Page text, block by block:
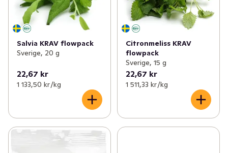
Salvia KRAV flowpack
Sverige, 20 g
22,67 kr
1 133,50 kr /kg
Citronmeliss KRAV
flowpack
Sverige, 15 g
22,67 kr
1 511,33 kr /kg